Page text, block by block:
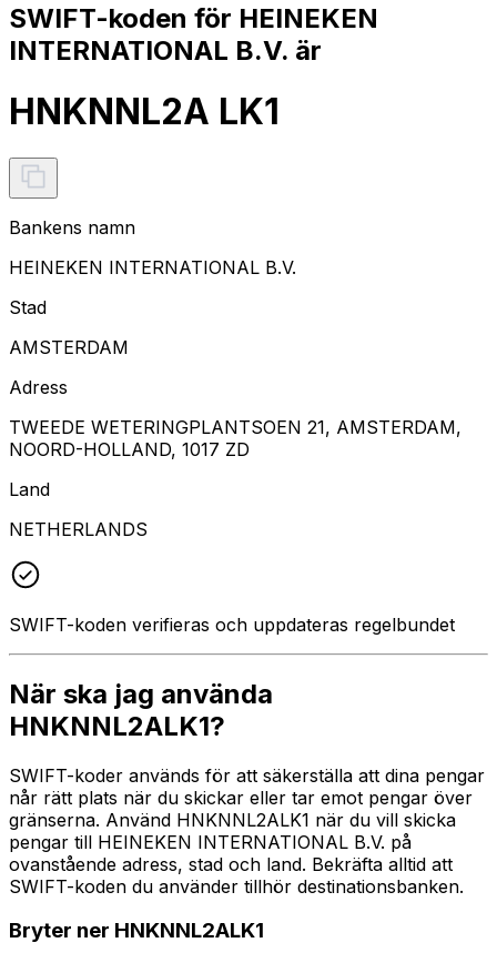
SWIFT-koden för HEINEKEN
INTERNATIONAL B.V. är
HNKNNL2A LK1
Bankens namn
HEINEKEN INTERNATIONAL B.V.
Stad
AMSTERDAM
Adress
TWEEDE WETERINGPLANTSOEN 21, AMSTERDAM,
NOORD-HOLLAND, 1017 ZD
Land
NETHERLANDS
SWIFT-koden verifieras och uppdateras regelbundet
När ska jag använda
HNKNNL2ALK1?
SWIFT-koder används för att säkerställa att dina pengar
når rätt plats när du skickar eller tar emot pengar över
gränserna. Använd HNKNNL2ALK1 när du vill skicka
pengar till HEINEKEN INTERNATIONAL B.V. på
ovanstående adress, stad och land. Bekräfta alltid att
SWIFT-koden du använder tillhör destinationsbanken.
Bryter ner HNKNNL2ALK1